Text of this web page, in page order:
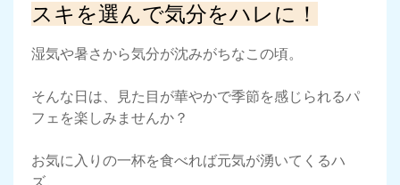
スキを選んで気分をハレに！
湿気や暑さから気分が沈みがちなこの頃。
そんな日は、見た目が華やかで季節を感じられるパ
フェを楽しみませんか？
お気に入りの一杯を食べれば元気が湧いてくるハ
ズ。